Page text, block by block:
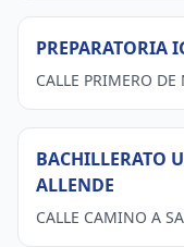
PREPARATORIA
CALLE PRIMERO DE
BACHILLERATO
ALLENDE
CALLE CAMINO A